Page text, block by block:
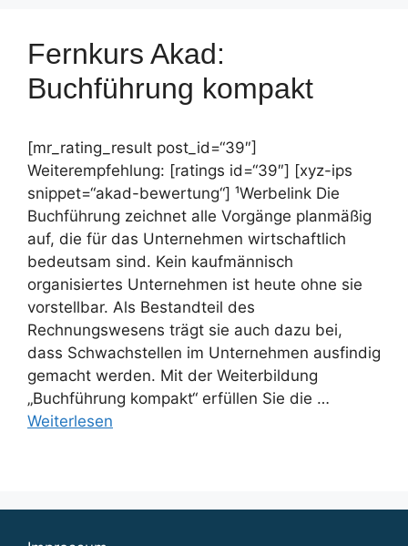
Fernkurs Akad:
Buchführung kompakt
[mr_rating_result post_id=“39″]
Weiterempfehlung: [ratings id=“39″] [xyz-ips
snippet=“akad-bewertung“] ¹Werbelink Die
Buchführung zeichnet alle Vorgänge planmäßig
auf, die für das Unternehmen wirtschaftlich
bedeutsam sind. Kein kaufmännisch
organisiertes Unternehmen ist heute ohne sie
vorstellbar. Als Bestandteil des
Rechnungswesens trägt sie auch dazu bei,
dass Schwachstellen im Unternehmen ausfindig
gemacht werden. Mit der Weiterbildung
„Buchführung kompakt“ erfüllen Sie die …
Weiterlesen